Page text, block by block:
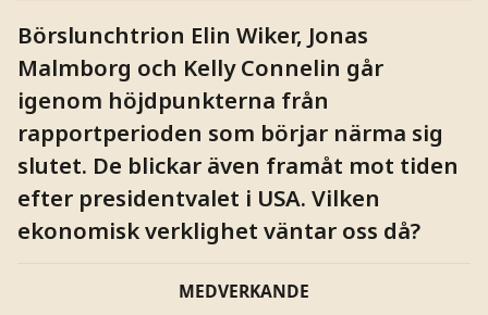
Börslunchtrion Elin Wiker, Jonas
Malmborg och Kelly Connelin går
igenom höjdpunkterna från
rapportperioden som börjar närma sig
slutet. De blickar även framåt mot tiden
efter presidentvalet i USA. Vilken
ekonomisk verklighet väntar oss då?
MEDVERKANDE